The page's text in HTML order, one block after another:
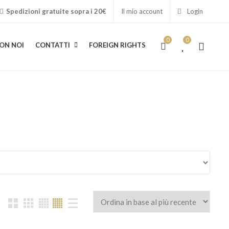
Spedizioni gratuite sopra i 20€ Il mio account Login
NOI CONTATTI FOREIGN RIGHTS
0 0